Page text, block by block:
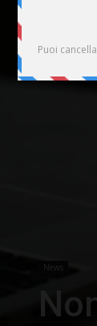
News